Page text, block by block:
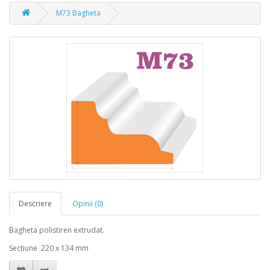
M73 Bagheta
Descriere Opinii (0)
Bagheta polistiren extrudat.
Sectiune 220 x 134 mm